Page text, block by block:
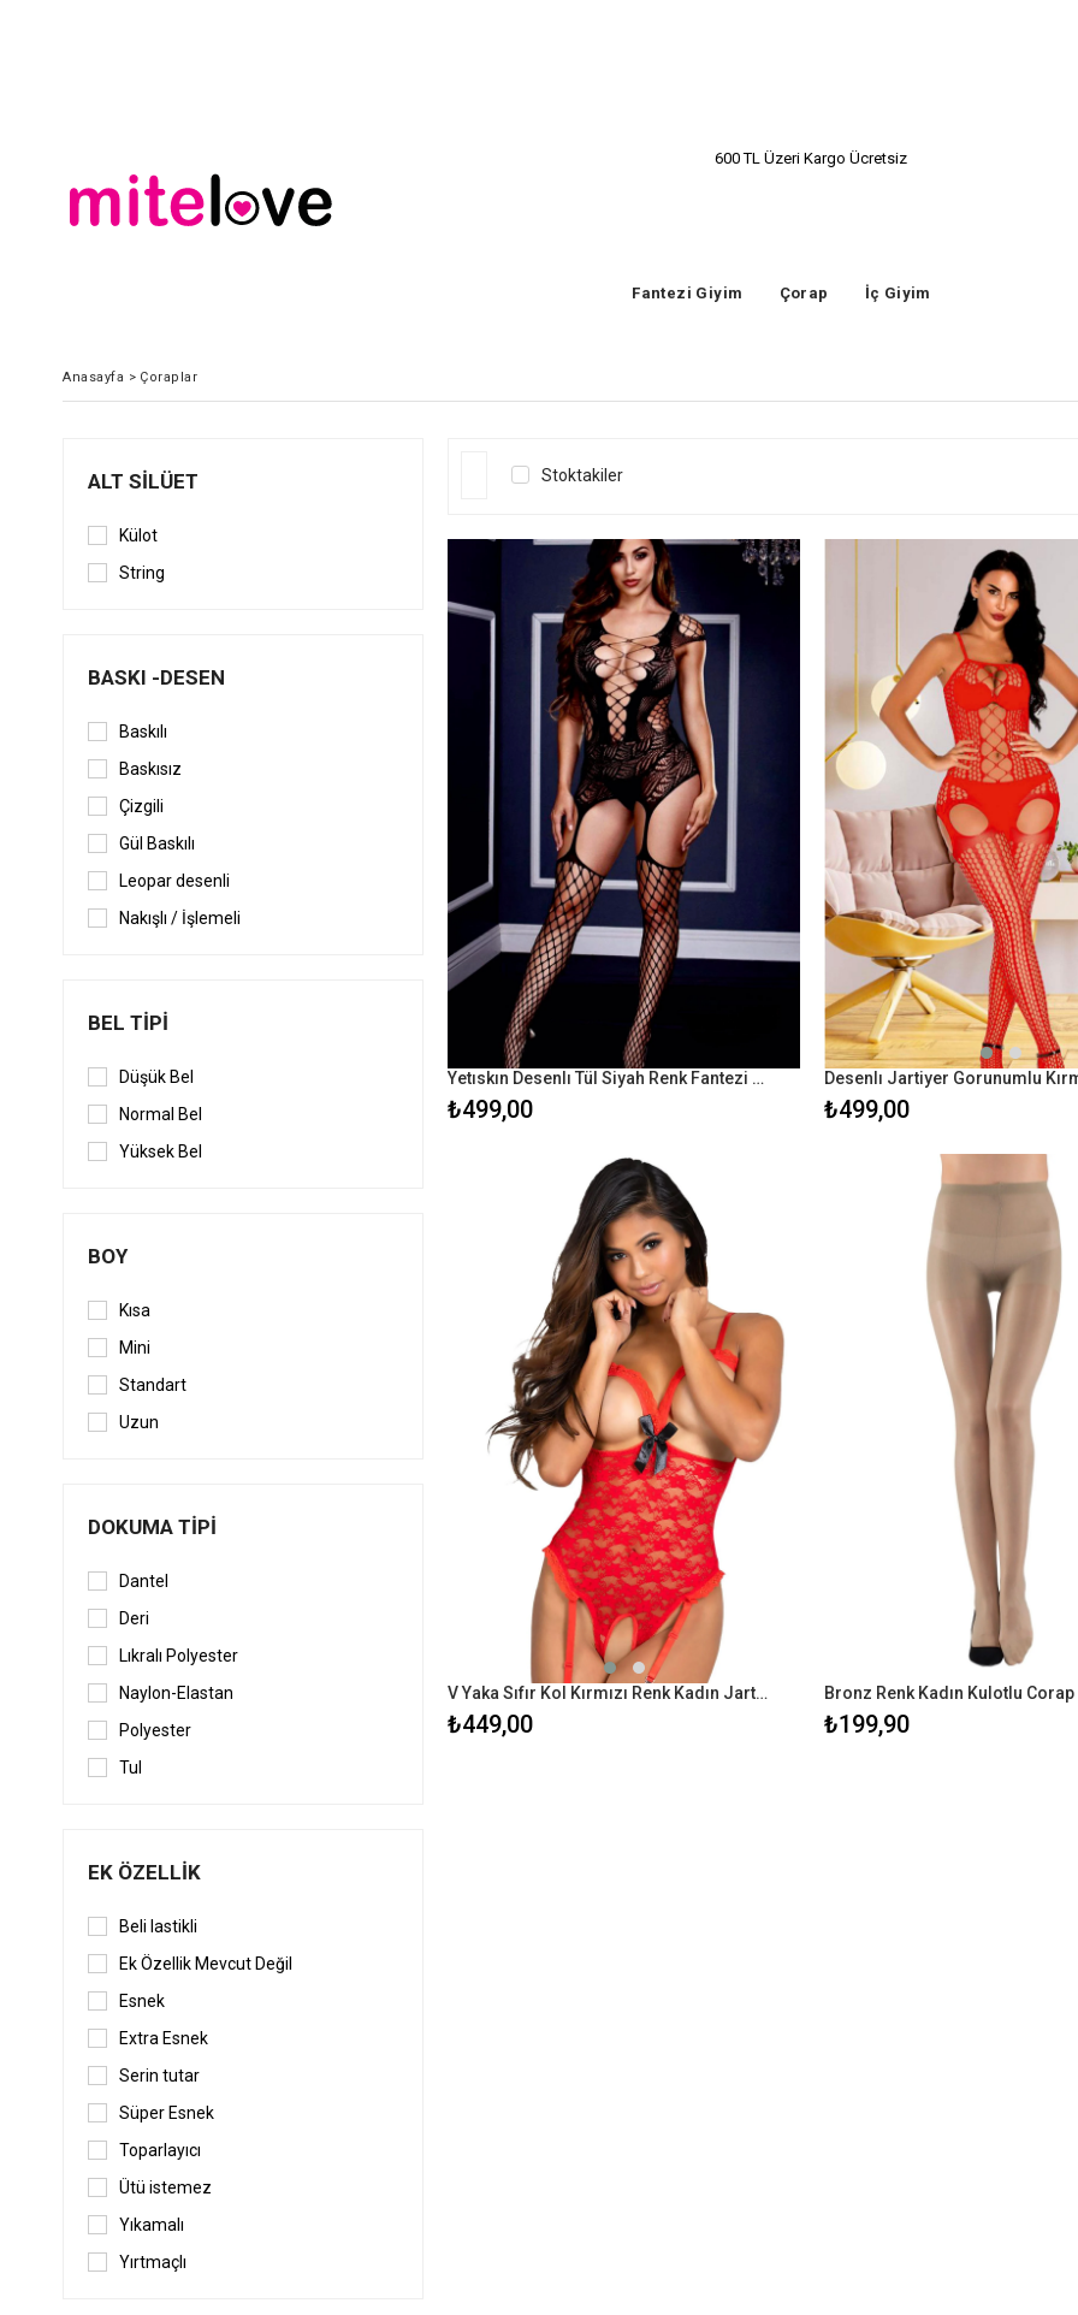
600 TL Üzeri Kargo Ücretsiz
Fantezi Giyim Çorap İç Giyim
Anasayfa > Çoraplar
ALT SILÜET
Külot
String
BASKI -DESEN
Baskılı
Baskısız
Çizgili
Gül Baskılı
Leopar desenli
Nakışlı / İşlemeli
BEL TIPI
Düşük Bel
Normal Bel
Yüksek Bel
BOY
Kısa
Mini
Standart
Uzun
DOKUMA TIPI
Dantel
Deri
Lıkralı Polyester
Naylon-Elastan
Polyester
Tul
EK ÖZELLIK
Beli lastikli
Ek Özellik Mevcut Değil
Esnek
Extra Esnek
Serin tutar
Süper Esnek
Toparlayıcı
Ütü istemez
Yıkamalı
Yırtmaçlı
Stoktakiler
Yetıskın Desenlı Tül Siyah Renk Fantezi Vücut Çorabı
₺499,00 ₺499,00
V Yaka Sıfır Kol Kırmızı Renk Kadın Jartiyer
₺449,00
Bronz Renk Kadın Kulotlu Corap
₺199,90